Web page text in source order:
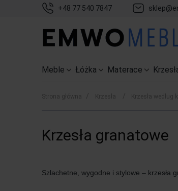
+48 77 540 7847
Meble Łóżka Materace
Strona główna Krzesła Krzesła według
Krzesła granatowe
Szlachetne, wygodne i stylowe – krzesła